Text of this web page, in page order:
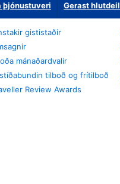
þjónustuveri Gerast
gististaðir
mánaðardvalir
tilboð og frítilboð
Review Awards